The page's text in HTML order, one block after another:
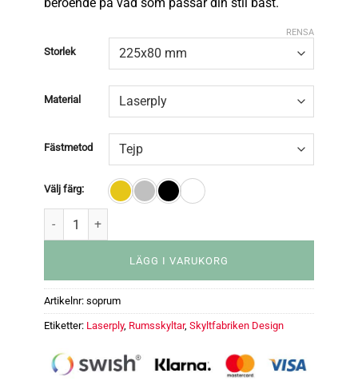
beroende på vad som passar din stil bäst.
Storlek
Material
Fästmetod
Välj färg:
RENSA
LÄGG I VARUKORG
Artikelnr: soprum
Etiketter: Laserply, Rumsskyltar, Skyltfabriken Design